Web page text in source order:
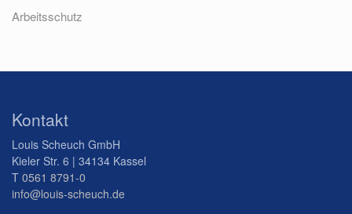
Arbeitsschutz
Kontakt
Louis Scheuch GmbH
Kieler Str. 6 | 34134 Kassel
T 0561 8791-0
info@louis-scheuch.de